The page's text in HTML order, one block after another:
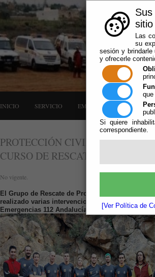
sitio
Las
su
sesión y
y ofrecerle
Si quiere
correspondiente.
[Ver Política de
INICIO SERVICIO EMERGENCIAS LA
PROTECCIÓN CIVIL DE LA
CURSO DE RESCATE EN
No vigente.
El Grupo de Rescate de Protección Civil de la
realizado varias intervenciones en rescates
Emergencias 112 Andalucía y el 061.